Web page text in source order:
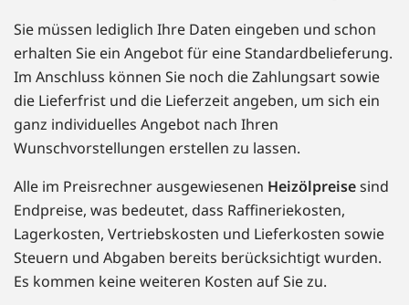
Sie müssen lediglich Ihre Daten eingeben und schon
erhalten Sie ein Angebot für eine Standardbelieferung.
Im Anschluss können Sie noch die Zahlungsart sowie
die Lieferfrist und die Lieferzeit angeben, um sich ein
ganz individuelles Angebot nach Ihren
Wunschvorstellungen erstellen zu lassen.
Alle im Preisrechner ausgewiesenen Heizölpreisesind
Endpreise, was bedeutet, dass Raffineriekosten,
Lagerkosten, Vertriebskosten und Lieferkosten sowie
Steuern und Abgaben bereits berücksichtigt wurden.
Es kommen keine weiteren Kosten auf Sie zu.